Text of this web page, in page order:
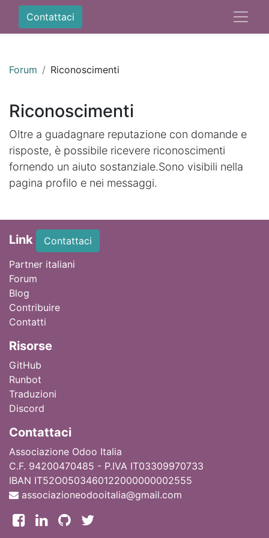
Contattaci
Forum Riconoscimenti
Riconoscimenti
Oltre a guadagnare reputazione con domande e
risposte, è possibile ricevere riconoscimenti
fornendo un aiuto sostanziale.Sono visibili nella
pagina profilo e nei messaggi.
Link
Contattaci
Partner italiani
Forum
Blog
Contribuire
Contatti
Risorse
GitHub
Runbot
Traduzioni
Discord
Contattaci
Associazione Odoo Italia
C.F. 94200470485 - P.IVA IT03309970733
IBAN IT52O0503460122000000002555
associazioneodooitalia@gmail.com